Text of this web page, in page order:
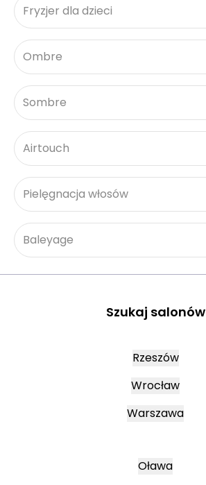
Fryzjer dla dzieci
Ombre
Sombre
Airtouch
Pielęgnacja włosów
Baleyage
Szukaj salonów
Rzeszów
Wrocław
Warszawa
Oława